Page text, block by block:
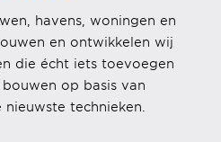
havens, woningen en
en ontwikkelen wij
die écht iets toevoegen
op basis van
technieken.